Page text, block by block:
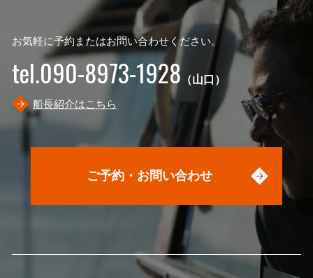
お気軽に予約またはお問い合わせください。
tel.090-8973-1928 （山口）
船長紹介はこちら
ご予約・お問い合わせ